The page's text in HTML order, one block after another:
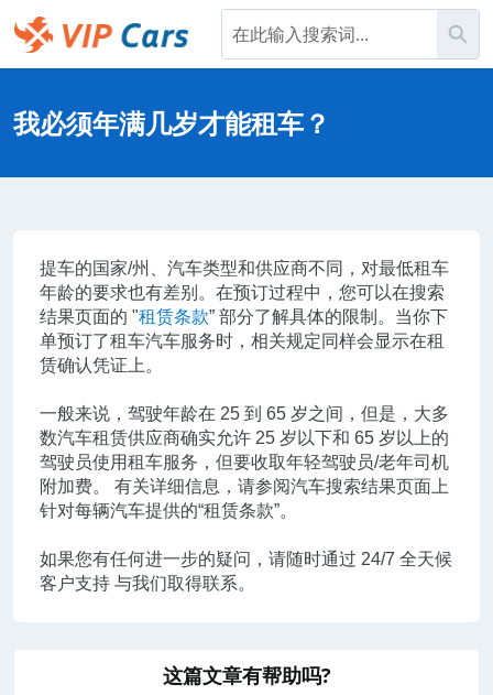
到
主
我必须年满几岁才能租车？
提车的国家/州、汽车类型和供应商不同，对最低租车
年龄的要求也有差别。在预订过程中，您可以在搜索
结果页面的 "租赁条款” 部分了解具体的限制。当你下
单预订了租车汽车服务时，相关规定同样会显示在租
赁确认凭证上。
一般来说，驾驶年龄在 25 到 65 岁之间，但是，大多
数汽车租赁供应商确实允许 25 岁以下和 65 岁以上的
驾驶员使用租车服务，但要收取年轻驾驶员/老年司机
附加费。 有关详细信息，请参阅汽车搜索结果页面上
针对每辆汽车提供的“租赁条款”。
如果您有任何进一步的疑问，请随时通过 24/7 全天候
客户支持 与我们取得联系。
这篇文章有帮助吗?